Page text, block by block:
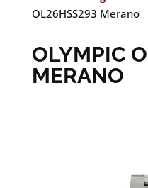
OL26HSS293 Merano
OLYMPIC
MERANO